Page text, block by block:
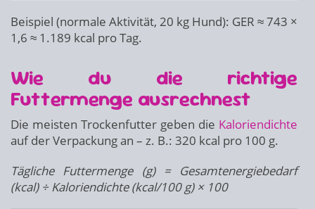
Beispiel (normale Aktivität, 20 kg Hund): GER ≈ 743 ×
1,6 ≈ 1.189 kcal pro Tag.
Wie du die richtige
Futtermenge ausrechnest
Die meisten Trockenfutter geben die Kaloriendichte
auf der Verpackung an – z. B.: 320 kcal pro 100 g.
Tägliche Futtermenge (g) = Gesamtenergiebedarf
(kcal) ÷ Kaloriendichte (kcal/100 g) × 100